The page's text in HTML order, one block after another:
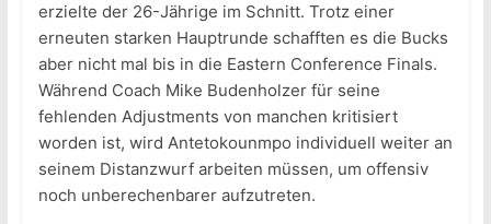
erzielte der 26-Jährige im Schnitt. Trotz einer
erneuten starken Hauptrunde schafften es die Bucks
aber nicht mal bis in die Eastern Conference Finals.
Während Coach Mike Budenholzer für seine
fehlenden Adjustments von manchen kritisiert
worden ist, wird Antetokounmpo individuell weiter an
seinem Distanzwurf arbeiten müssen, um offensiv
noch unberechenbarer aufzutreten.